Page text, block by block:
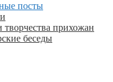
посты
прихожан
беседы